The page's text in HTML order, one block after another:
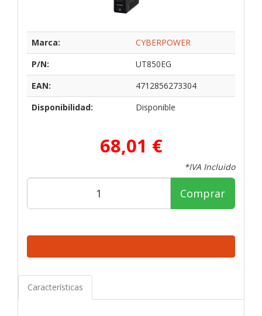
Marca:
CYBERPOWER
P/N:
UT850EG
EAN:
4712856273304
Disponibilidad:
Disponible
68,01 €
*IVA Incluido
Comprar
Características